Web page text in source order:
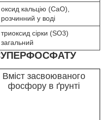
оксид кальцію (CaO),
розчинний у воді
триоксид сірки (SO3)
загальний
Вміст засвоюваного
фосфору в ґрунті